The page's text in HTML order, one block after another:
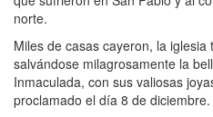
norte.
Miles de casas cayeron, la
salvándose milagrosamente la
Inmaculada, con sus valiosas
proclamado el día 8 de diciembre.